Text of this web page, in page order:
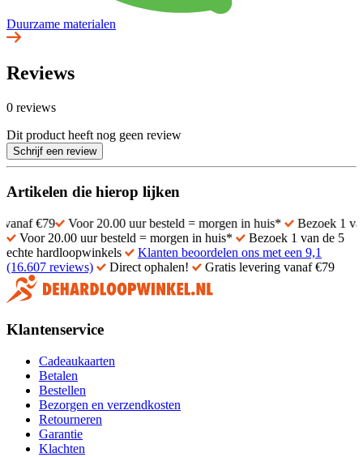
Duurzame materialen
Reviews
0 reviews
Dit product heeft nog geen review
Schrijf een review
Artikelen die hierop lijken
Voor 20.00 uur besteld = morgen in huis*
Bezoek 1 van de 5
Voor 20.00 uur besteld = morgen in huis*
Bezoek 1 van de 5
echte hardloopwinkels
Klanten beoordelen ons met een 9,1
(16.607 reviews)
Direct ophalen! Gratis levering vanaf €79
Klantenservice
Cadeaukaarten
Betalen
Bestellen
Bezorgen en verzendkosten
Retourneren
Garantie
Klachten